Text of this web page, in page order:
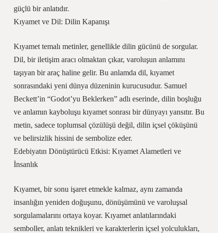
güçlü bir anlatıdır.
Kıyamet ve Dil: Dilin Kapanışı
Kıyamet temalı metinler, genellikle dilin gücünü de sorgular.
Dil, bir iletişim aracı olmaktan çıkar, varoluşun anlamını
taşıyan bir araç haline gelir. Bu anlamda dil, kıyamet
sonrasındaki yeni dünya düzeninin kurucusudur. Samuel
Beckett’in “Godot’yu Beklerken” adlı eserinde, dilin boşluğu
ve anlamın kayboluşu kıyamet sonrası bir dünyayı yansıtır. Bu
metin, sadece toplumsal çözülüşü değil, dilin içsel çöküşünü
ve belirsizlik hissini de sembolize eder.
Edebiyatın Dönüştürücü Etkisi: Kıyamet Alametleri ve
İnsanlık
Kıyamet, bir sonu işaret etmekle kalmaz, aynı zamanda
insanlığın yeniden doğuşunu, dönüşümünü ve varoluşsal
sorgulamalarını ortaya koyar. Kıyamet anlatılarındaki
semboller, anlatı teknikleri ve karakterlerin içsel yolculukları,